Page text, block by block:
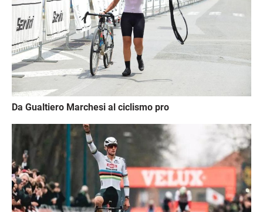
Da Gualtiero Marchesi al ciclismo pro